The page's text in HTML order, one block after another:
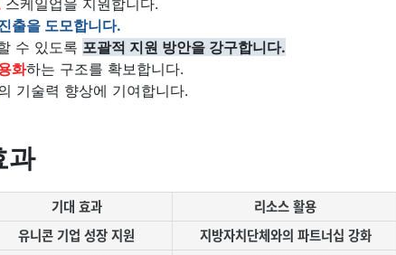
스케일업을 지원합니다.
출을 도모합니다.
수 있도록 포괄적 지원 방안을 강구합니다.
화하는 구조를 확보합니다.
기술력 향상에 기여합니다.
과
기대 효과
리소스 활용
유니콘 기업 성장 지원
지방자치단체와의 파트너십 강화